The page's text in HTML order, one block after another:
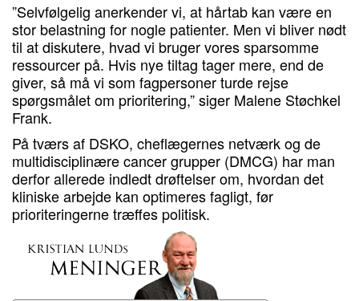
”Selvfølgelig anerkender vi, at hårtab kan være en
stor belastning for nogle patienter. Men vi bliver nødt
til at diskutere, hvad vi bruger vores sparsomme
ressourcer på. Hvis nye tiltag tager mere, end de
giver, så må vi som fagpersoner turde rejse
spørgsmålet om prioritering,” siger Malene Støchkel
Frank.
På tværs af DSKO, cheflægernes netværk og de
multidisciplinære cancer grupper (DMCG) har man
derfor allerede indledt drøftelser om, hvordan det
kliniske arbejde kan optimeres fagligt, før
prioriteringerne træffes politisk.